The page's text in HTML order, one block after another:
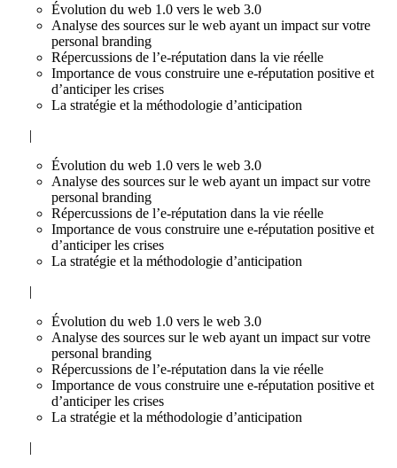
Évolution du web 1.0 vers le web 3.0
Analyse des sources sur le web ayant un impact sur votre
personal branding
Répercussions de l’e-réputation dans la vie réelle
Importance de vous construire une e-réputation positive et
d’anticiper les crises
La stratégie et la méthodologie d’anticipation
|
Évolution du web 1.0 vers le web 3.0
Analyse des sources sur le web ayant un impact sur votre
personal branding
Répercussions de l’e-réputation dans la vie réelle
Importance de vous construire une e-réputation positive et
d’anticiper les crises
La stratégie et la méthodologie d’anticipation
|
Évolution du web 1.0 vers le web 3.0
Analyse des sources sur le web ayant un impact sur votre
personal branding
Répercussions de l’e-réputation dans la vie réelle
Importance de vous construire une e-réputation positive et
d’anticiper les crises
La stratégie et la méthodologie d’anticipation
|